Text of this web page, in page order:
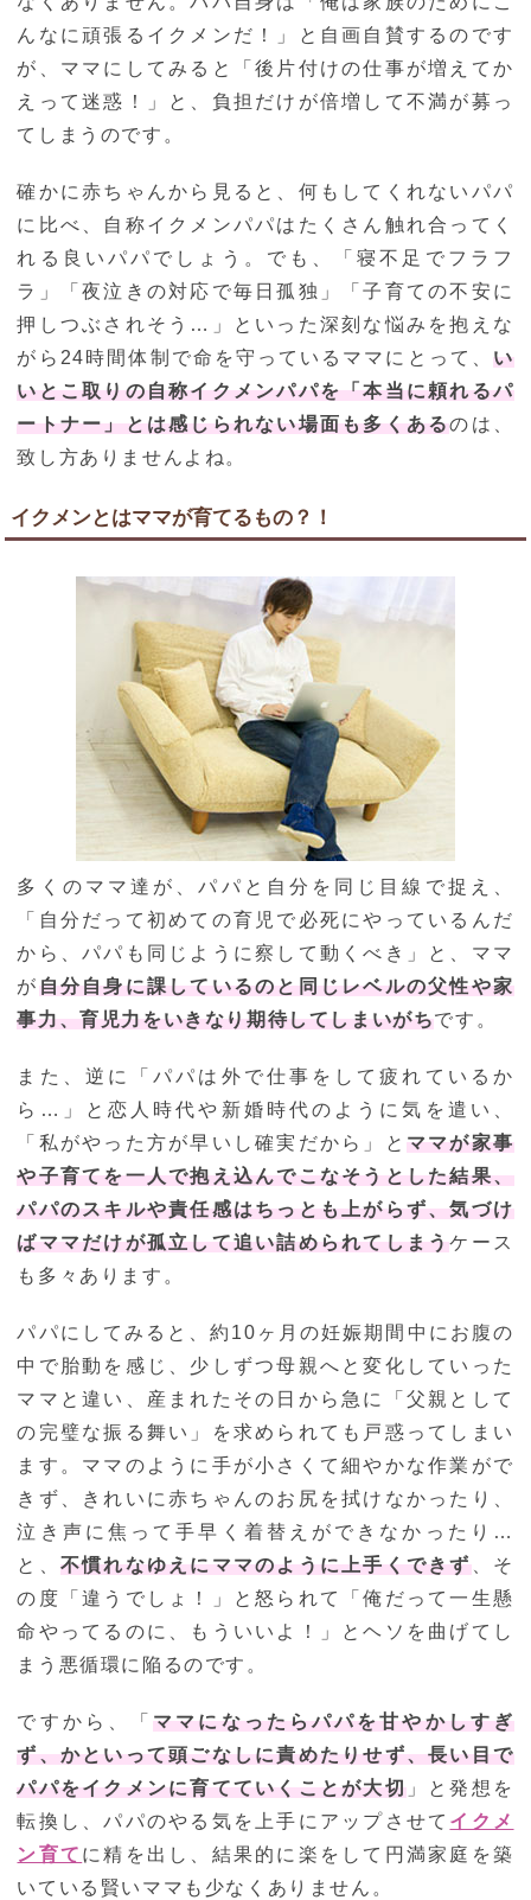
んなに頑張るイクメンだ！」と自画自賛するのです
が、ママにしてみると「後片付けの仕事が増えてか
えって迷惑！」と、負担だけが倍増して不満が募っ
てしまうのです。
確かに赤ちゃんから見ると、何もしてくれないパパ
に比べ、自称イクメンパパはたくさん触れ合ってく
れる良いパパでしょう。でも、「寝不足でフラフ
ラ」「夜泣きの対応で毎日孤独」「子育ての不安に
押しつぶされそう…」といった深刻な悩みを抱えな
がら24時間体制で命を守っているママにとって、 い
いとこ取りの自称イクメンパパを「本当に頼れるパ
ートナー」とは感じられない場面も多くあるのは、
致し方ありませんよね。
イクメンとはママが育てるもの？！
多くのママ達が、パパと自分を同じ目線で捉え、
「自分だって初めての育児で必死にやっているんだ
から、パパも同じように察して動くべき」と、ママ
が自分自身に課しているのと同じレベルの父性や家
事力、育児力をいきなり期待してしまいがちです。
また、逆に「パパは外で仕事をして疲れているか
ら…」と恋人時代や新婚時代のように気を遣い、
「私がやった方が早いし確実だから」と ママが家事
や子育てを一人で抱え込んでこなそうとした結果、
パパのスキルや責任感はちっとも上がらず、気づけ
ばママだけが孤立して追い詰められてしまうケース
も多々あります。
パパにしてみると、約10ヶ月の妊娠期間中にお腹の
中で胎動を感じ、少しずつ母親へと変化していった
ママと違い、産まれたその日から急に「父親として
の完璧な振る舞い」を求められても戸惑ってしまい
ます。ママのように手が小さくて細やかな作業がで
きず、きれいに赤ちゃんのお尻を拭けなかったり、
泣き声に焦って手早く着替えができなかったり…
と、 不慣れなゆえにママのように上手くできず、そ
の度「違うでしょ！」と怒られて「俺だって一生懸
命やってるのに、もういいよ！」とヘソを曲げてし
まう悪循環に陥るのです。
ですから、「ママになったらパパを甘やかしすぎ
ず、かといって頭ごなしに責めたりせず、長い目で
パパをイクメンに育てていくことが大切」と発想を
転換し、パパのやる気を上手にアップさせて イクメ
ン育て に精を出し、結果的に楽をして円満家庭を築
いている賢いママも少なくありません。